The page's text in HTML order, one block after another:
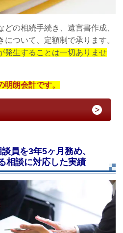
の相続手続き、遺言書作成、
ついて、定額制で承ります。
発生することは一切ありませ
明朗会計です。
員を3年5ヶ月務め、
相談に対応した実績